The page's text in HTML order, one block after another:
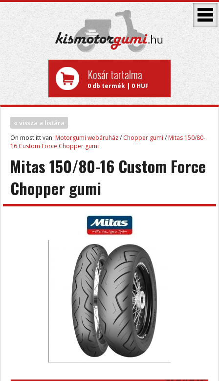
Kosár tartalma
0 db termék | 0 HUF
« vissza a listára
Ön most itt van: Motorgumi webáruház/ Chopper gumi / Mitas 150/80-
16 Custom Force Chopper gumi
Mitas 150/80-16 Custom Force
Chopper gumi